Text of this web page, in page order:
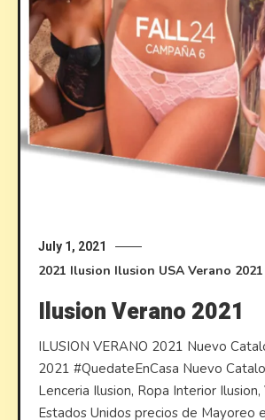
July 1, 2021
2021 Ilusion Ilusion USA Verano 2021
Ilusion Verano 2021
ILUSION VERANO 2021 Nuevo
2021 #QuedateEnCasa Nuevo
Lenceria Ilusion, Ropa Interior Ilusion,
Estados Unidos precios de Mayoreo